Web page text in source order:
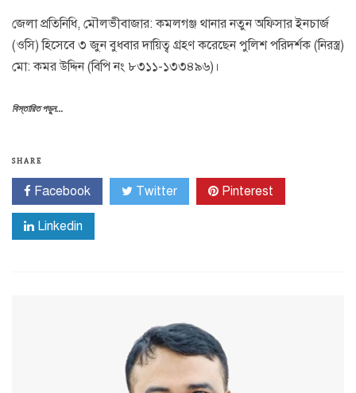
জেলা প্রতিনিধি, মৌলভীবাজার: কমলগঞ্জ থানার নতুন অফিসার ইনচার্জ
(ওসি) হিসেবে ৩ জুন বুধবার দায়িত্ব গ্রহণ করেছেন পুলিশ পরিদর্শক (নিরস্ত্র)
মো: কমর উদ্দিন (বিপি নং ৮৩১১-১৩৩৪৯৬)।
বিস্তারিত পড়ুন...
SHARE
Facebook Twitter Pinterest
Linkedin